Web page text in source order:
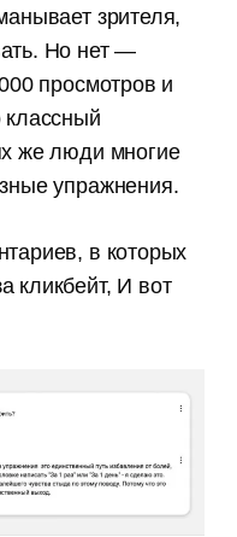
зрителя,
Но нет —
просмотров и
же люди многие
упражнения.
в которых
кликбейт, И вот